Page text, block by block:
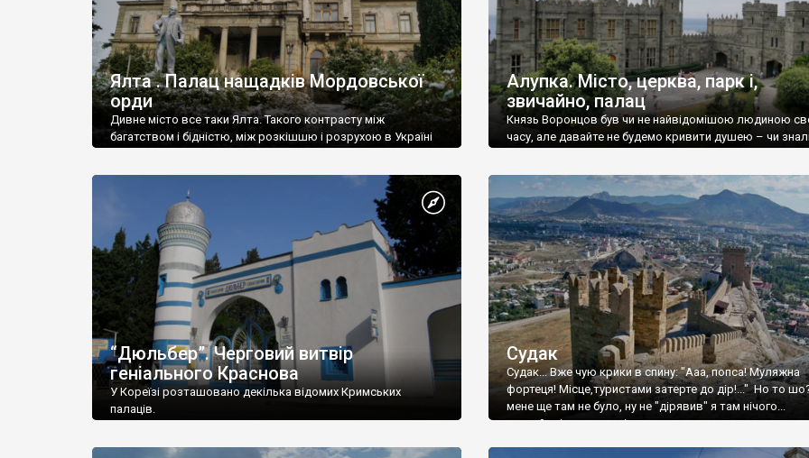
Ялта . Палац нащадків Мордовської
орди
Дивне місто все таки Ялта. Такого контрасту між
багатством і бідністю, між розкішшю і розрухою в Україні
Алупка. Місто, церква, парк і,
звичайно, палац
Князь Воронцов був чи не найвідомішою людиною
часу, але давайте не будемо кривити душею – чи
“Дюльбер”. Черговий витвір
геніального Краснова
У Кореїзі розташовано декілька відомих Кримських
палаців.
Судак
Судак... Вже чую крики в спину: "Ааа, попса! Муляжна
фортеця! Місце,туристами затерте до дір!..." Но то
мене ще там не було, ну не "дірявив" я там нічого...
принаймні до цього літа.